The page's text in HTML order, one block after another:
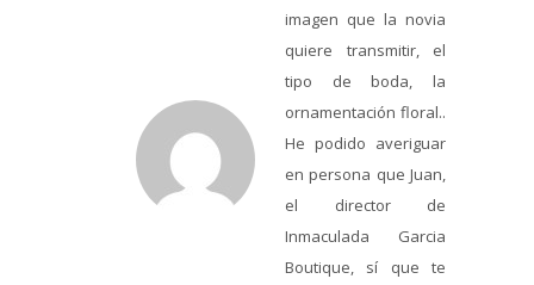
imagen que la novia
quiere transmitir, el
tipo de boda, la
ornamentación floral..
He podido averiguar
en persona que Juan,
el director de
Inmaculada Garcia
Boutique, sí que te